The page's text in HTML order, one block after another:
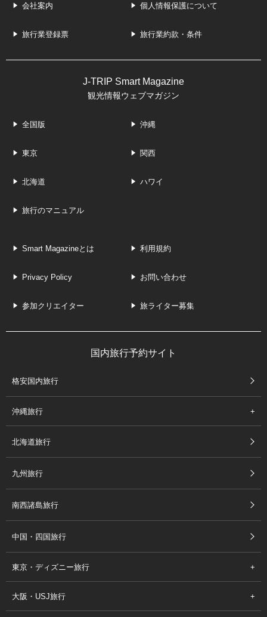
会社案内 個人情報保護について
旅行業登録票 旅行業約款・条件
J-TRIP Smart Magazine
観光情報ウェブマガジン
全国版 沖縄
東京 関西
北海道 ハワイ
旅行のマニュアル
Smart Magazineとは 利用規約
Privacy Policy お問い合わせ
参加クリエイター 旅ライター募集
国内旅行予約サイト
格安国内旅行
沖縄旅行
北海道旅行
九州旅行
南西諸島旅行
中国・四国旅行
東京・ディズニー旅行
大阪・USJ旅行